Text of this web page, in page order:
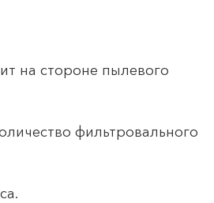
на стороне пылевого
фильтровального